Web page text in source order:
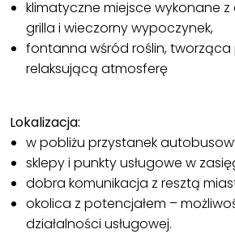
klimatyczne miejsce wykonane z
grilla i wieczorny wypoczynek,
fontanna wśród roślin, tworząca
relaksującą atmosferę
Lokalizacja:
w pobliżu przystanek
sklepy i punkty usługowe w
dobra komunikacja z resztą
okolica z potencjałem –
działalności usługowej.